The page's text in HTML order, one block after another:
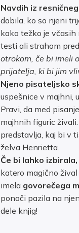
Navdih iz
dobila, ko so njeni
kako težko je včasih
testi ali strahom
otrokom, če bi imeli
prijatelja, ki bi jim
Njeno pisateljsko
uspešnice v majhni,
Pravi, da med
majhnih figuric
predstavlja, kaj bi v
želva Henrietta.
Če bi lahko
katero magično
imela govorečega
ponoči pazila na
dele knjig!